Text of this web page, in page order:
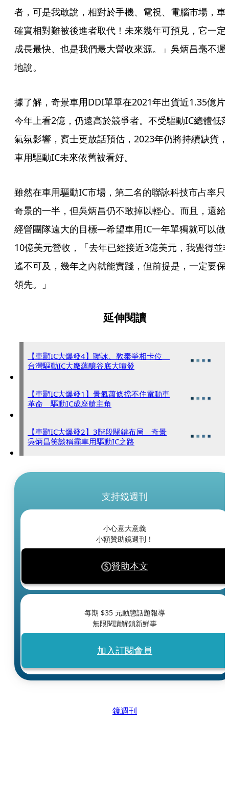
者，可是我敢說，相對於手機、電視、電腦市場，車
確實相對難被後進者取代！未來幾年可預見，它一定
成長最快、也是我們最大營收來源。」吳炳昌毫不遲
地說。
據了解，奇景車用DDI單單在2021年出貨近1.35億片
今年上看2億，仍遠高於競爭者。不受驅動IC總體低
氣氛影響，賓士更放話預估，2023年仍將持續缺貨，
車用驅動IC未來依舊被看好。
雖然在車用驅動IC市場，第二名的聯詠科技市占率只
奇景的一半，但吳炳昌仍不敢掉以輕心。而且，還給
經營團隊遠大的目標—希望車用IC一年單獨就可以做
10億美元營收，「去年已經接近3億美元，我覺得並
遙不可及，幾年之內就能實踐，但前提是，一定要保
領先。」
延伸閱讀
【車顯IC大爆發4】聯詠、敦泰爭相卡位
台灣驅動IC大廠蘊釀谷底大噴發
【車顯IC大爆發1】景氣蕭條擋不住電動車
革命 驅動IC成座艙主角
【車顯IC大爆發2】3階段關鍵布局 奇景
吳炳昌笑談稱霸車用驅動IC之路
支持鏡週刊
小心意大意義
小額贊助鏡週刊！
贊助本文
每期 $35 元動態話題報導
無限閱讀解鎖新鮮事
加入訂閱會員
鏡週刊